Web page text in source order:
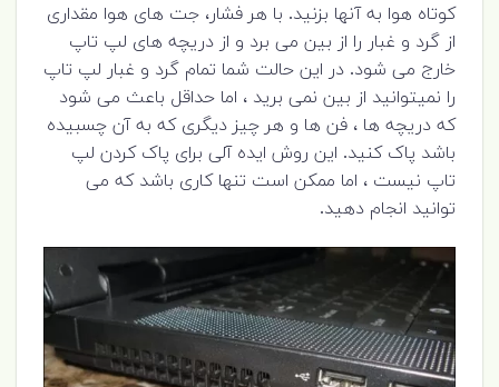
کوتاه هوا به آنها بزنید. با هر فشار، جت های هوا مقداری
از گرد و غبار را از بین می برد و از دریچه های لپ تاپ
خارج می شود. در این حالت شما تمام گرد و غبار لپ تاپ
را نمیتوانید از بین نمی برید ، اما حداقل باعث می شود
که دریچه ها ، فن ها و هر چیز دیگری که به آن چسبیده
باشد پاک کنید. این روش ایده آلی برای پاک کردن لپ
تاپ نیست ، اما ممکن است تنها کاری باشد که می
توانید انجام دهید.